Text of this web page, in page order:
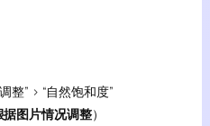
整” > “自然饱和度”
据图片情况调整）